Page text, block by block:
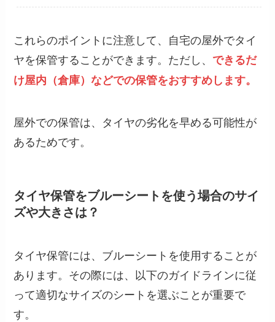
これらのポイントに注意して、自宅の屋外でタイ
ヤを保管することができます。ただし、 できるだ
け屋内（倉庫）などでの保管をおすすめします。
屋外での保管は、タイヤの劣化を早める可能性が
あるためです。
タイヤ保管をブルーシートを使う場合のサイ
ズや大きさは？
タイヤ保管には、ブルーシートを使用することが
あります。その際には、以下のガイドラインに従
って適切なサイズのシートを選ぶことが重要で
す。